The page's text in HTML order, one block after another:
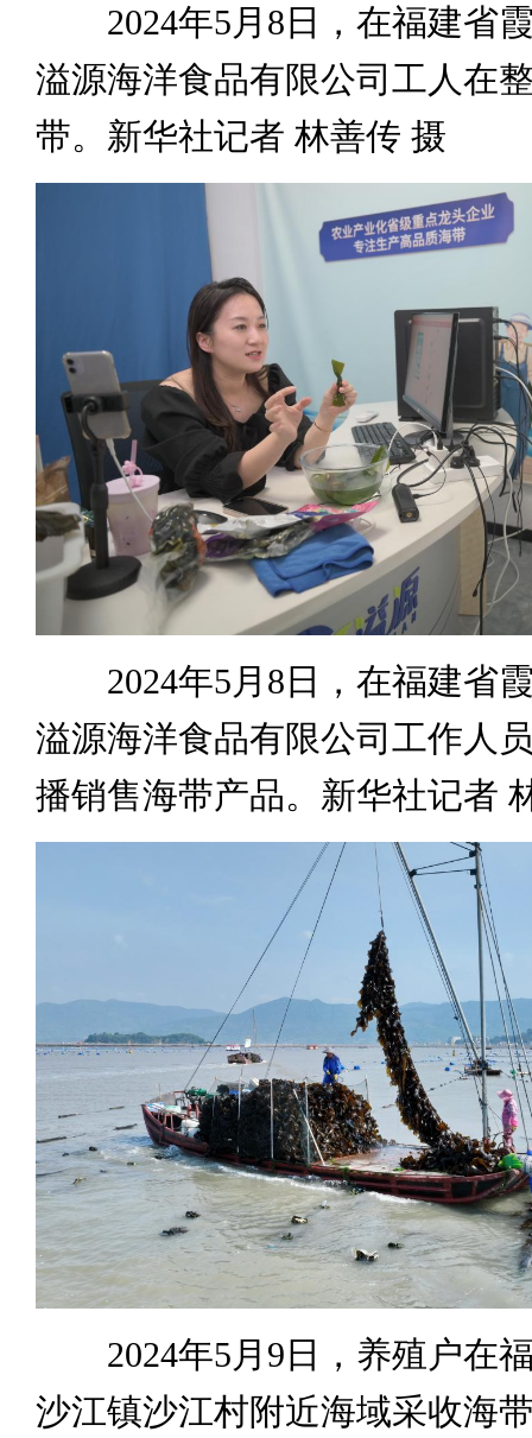
2024年5月8日，在福建省
溢源海洋食品有限公司工人在
带。新华社记者 林善传 摄
2024年5月8日，在福建省
溢源海洋食品有限公司工作人
播销售海带产品。新华社记者
2024年5月9日，养殖户在
沙江镇沙江村附近海域采收海